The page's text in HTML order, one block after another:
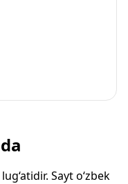
Sayt o‘zbek